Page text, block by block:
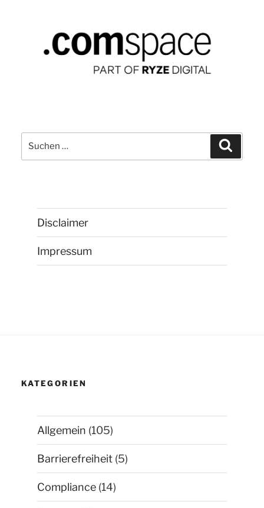
Suchen
nach:
Disclaimer
Impressum
KATEGORIEN
Allgemein (105)
Barrierefreiheit (5)
Compliance (14)